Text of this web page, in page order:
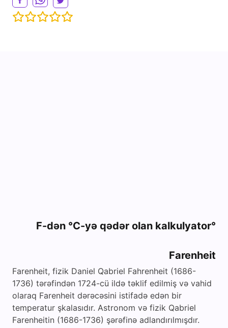
°F-dən °C-yə qədər olan kalkulyator
Farenheit
Farenheit, fizik Daniel Qabriel Fahrenheit (1686-
1736) tərəfindən 1724-cü ildə təklif edilmiş və vahid
olaraq Farenheit dərəcəsini istifadə edən bir
temperatur şkalasıdır. Astronom və fizik Qabriel
Farenheitin (1686-1736) şərəfinə adlandırılmışdır.